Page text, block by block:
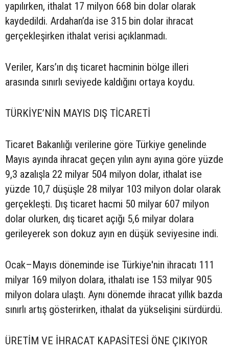
yapılırken, ithalat 17 milyon 668 bin dolar olarak
kaydedildi. Ardahan’da ise 315 bin dolar ihracat
gerçekleşirken ithalat verisi açıklanmadı.
Veriler, Kars’ın dış ticaret hacminin bölge illeri
arasında sınırlı seviyede kaldığını ortaya koydu.
TÜRKİYE’NİN MAYIS DIŞ TİCARETİ
Ticaret Bakanlığı verilerine göre Türkiye genelinde
Mayıs ayında ihracat geçen yılın aynı ayına göre yüzde
9,3 azalışla 22 milyar 504 milyon dolar, ithalat ise
yüzde 10,7 düşüşle 28 milyar 103 milyon dolar olarak
gerçekleşti. Dış ticaret hacmi 50 milyar 607 milyon
dolar olurken, dış ticaret açığı 5,6 milyar dolara
gerileyerek son dokuz ayın en düşük seviyesine indi.
Ocak–Mayıs döneminde ise Türkiye'nin ihracatı 111
milyar 169 milyon dolara, ithalatı ise 153 milyar 905
milyon dolara ulaştı. Aynı dönemde ihracat yıllık bazda
sınırlı artış gösterirken, ithalat da yükselişini sürdürdü.
ÜRETİM VE İHRACAT KAPASİTESİ ÖNE ÇIKIYOR